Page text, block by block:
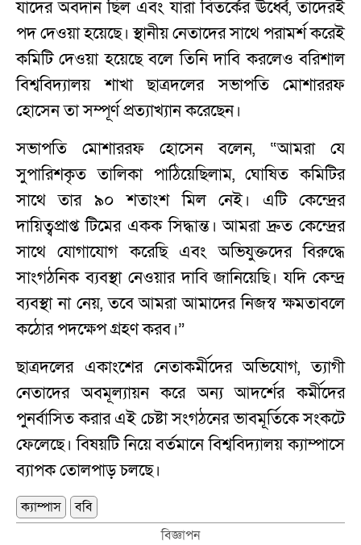
যাদের অবদান ছিল এবং যারা বিতর্কের ঊর্ধ্বে, তাদেরই
পদ দেওয়া হয়েছে। স্থানীয় নেতাদের সাথে পরামর্শ করেই
কমিটি দেওয়া হয়েছে বলে তিনি দাবি করলেও বরিশাল
বিশ্ববিদ্যালয় শাখা ছাত্রদলের সভাপতি মোশাররফ
হোসেন তা সম্পূর্ণ প্রত্যাখ্যান করেছেন।
সভাপতি মোশাররফ হোসেন বলেন, “আমরা যে
সুপারিশকৃত তালিকা পাঠিয়েছিলাম, ঘোষিত কমিটির
সাথে তার ৯০ শতাংশ মিল নেই। এটি কেন্দ্রের
দায়িত্বপ্রাপ্ত টিমের একক সিদ্ধান্ত। আমরা দ্রুত কেন্দ্রের
সাথে যোগাযোগ করেছি এবং অভিযুক্তদের বিরুদ্ধে
সাংগঠনিক ব্যবস্থা নেওয়ার দাবি জানিয়েছি। যদি কেন্দ্র
ব্যবস্থা না নেয়, তবে আমরা আমাদের নিজস্ব ক্ষমতাবলে
কঠোর পদক্ষেপ গ্রহণ করব।”
ছাত্রদলের একাংশের নেতাকর্মীদের অভিযোগ, ত্যাগী
নেতাদের অবমূল্যায়ন করে অন্য আদর্শের কর্মীদের
পুনর্বাসিত করার এই চেষ্টা সংগঠনের ভাবমূর্তিকে সংকটে
ফেলেছে। বিষয়টি নিয়ে বর্তমানে বিশ্ববিদ্যালয় ক্যাম্পাসে
ব্যাপক তোলপাড় চলছে।
ক্যাম্পাস
ববি
বিজ্ঞাপন